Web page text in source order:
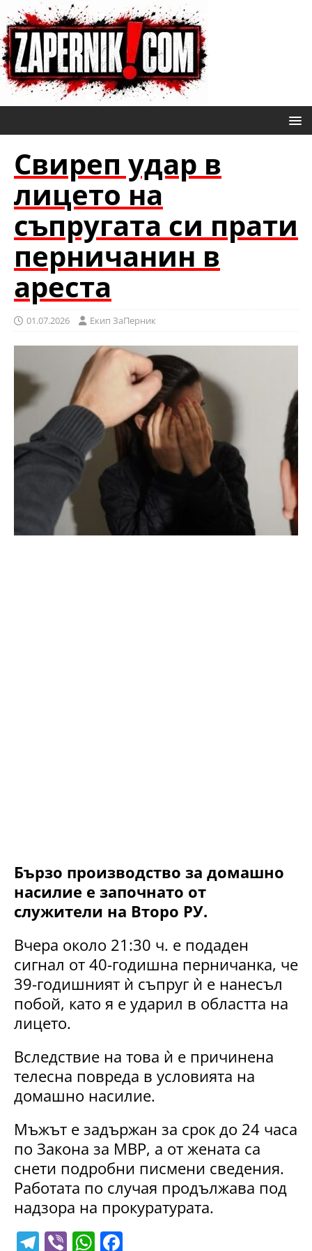
Свиреп удар в
лицето на
съпругата си прати
перничанин в
ареста
01.07.2026 Eкип ЗаПерник
Бързо производство за домашно
насилие е започнато от
служители на Второ РУ.
Вчера около 21:30 ч. е подаден
сигнал от 40-годишна перничанка, че
39-годишният ѝ съпруг ѝ е нанесъл
побой, като я е ударил в областта на
лицето.
Вследствие на това ѝ е причинена
телесна повреда в условията на
домашно насилие.
Мъжът е задържан за срок до 24 часа
по Закона за МВР, а от жената са
снети подробни писмени сведения.
Работата по случая продължава под
надзора на прокуратурата.
T Vi W